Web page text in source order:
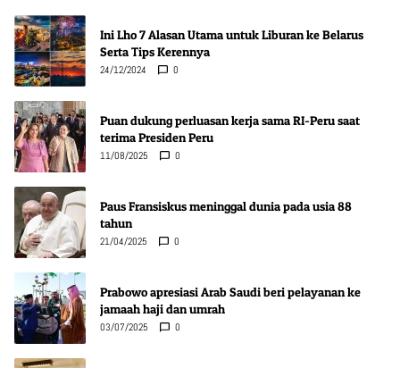
Ini Lho 7 Alasan Utama untuk Liburan ke Belarus
Serta Tips Kerennya
24/12/2024 0
Puan dukung perluasan kerja sama RI-Peru saat
terima Presiden Peru
11/08/2025 0
Paus Fransiskus meninggal dunia pada usia 88
tahun
21/04/2025 0
Prabowo apresiasi Arab Saudi beri pelayanan ke
jamaah haji dan umrah
03/07/2025 0